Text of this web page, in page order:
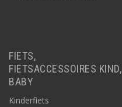
FIETS,
FIETSACCESSOIRES KIND,
BABY
Kinderfiets